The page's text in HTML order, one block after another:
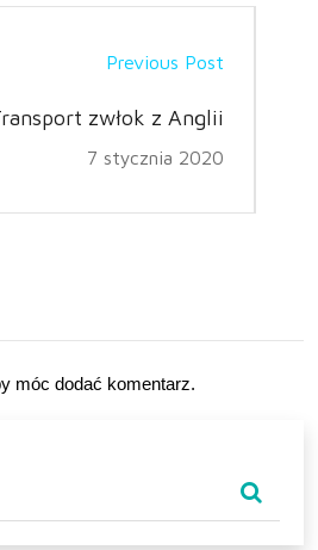
Previous Post
zwłok z Anglii
7 stycznia 2020
móc dodać komentarz.